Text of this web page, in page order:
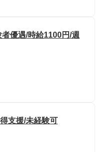
優遇/時給1100円/週
支援/未経験可